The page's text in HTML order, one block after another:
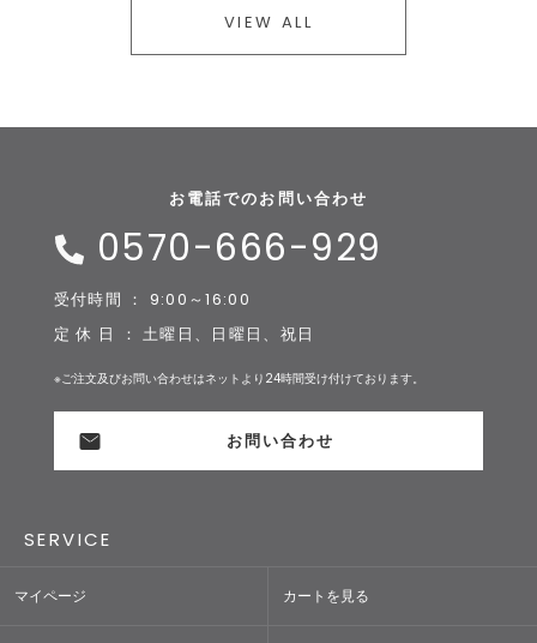
VIEW ALL
お電話でのお問い合わせ
0570-666-929
受付時間 ： 9:00～16:00
定 休 日 ： 土曜日、日曜日、祝日
※ご注文及びお問い合わせはネットより24時間受け付けております。
お問い合わせ
SERVICE
マイページ カートを見る